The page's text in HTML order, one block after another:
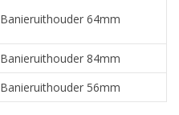
Banieruithouder 64mm
Banieruithouder 84mm
Banieruithouder 56mm